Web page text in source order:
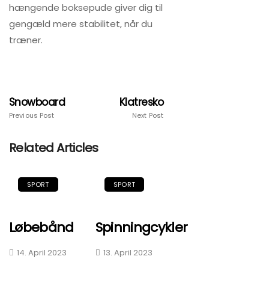
hængende boksepude giver dig til
gengæld mere stabilitet, når du
træner.
Snowboard
Previous Post
Klatresko
Next Post
Related Articles
SPORT
Løbebånd
14. April 2023
SPORT
Spinningcykler
13. April 2023